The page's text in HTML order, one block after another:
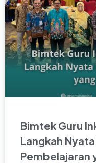
Bimtek Guru
Langkah
Pembelajaran